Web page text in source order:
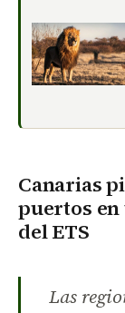
Canarias
puertos en
del ETS
Las